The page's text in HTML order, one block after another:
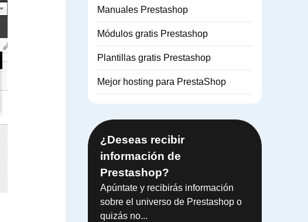
Manuales Prestashop
Módulos gratis Prestashop
Plantillas gratis Prestashop
Mejor hosting para PrestaShop
¿Deseas recibir
información de
Prestashop?
Apúntate y recibirás información
sobre el universo de Prestashop o
quizás no...